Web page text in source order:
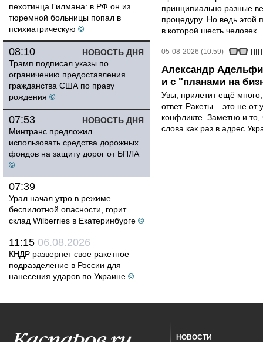
пехотинца Гилмана: в РФ он из
тюремной больницы попал в
психиатрическую ©
НОВОСТЬ ДНЯ
08:10
Трамп подписал указы по
ограничению предоставления
гражданства США по праву
рождения ©
НОВОСТЬ ДНЯ
07:53
Минтранс предложил
использовать средства дорожных
фондов на защиту дорог от БПЛА
©
07:39
Урал начал утро в режиме
беспилотной опасности, горит
склад Wilberries в Екатеринбурге ©
11:15 06.08.2026
КНДР развернет свое ракетное
подразделение в России для
нанесения ударов по Украине ©
принципиально разные
процедуру. Но ведь этой
в которой шесть человек.
05-08-2026 (10:59)
Александр
и с "планами на
Увы, прилетит ещё
ответ. Ракеты – это не от
конфликте. Заметно и
слова как раз в адрес
НОВОСТИ